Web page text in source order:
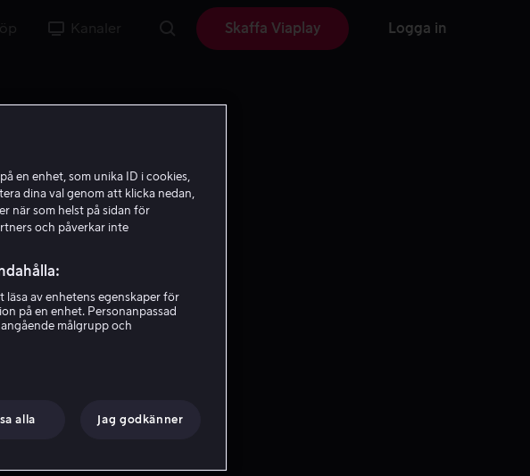
Kanaler Skaffa Viaplay Logga in
en enhet, som unika ID i cookies,
dina val genom att klicka nedan,
när som helst på sidan för
och påverkar inte
av enhetens egenskaper för
på en enhet. Personanpassad
målgrupp och
alla Jag godkänner